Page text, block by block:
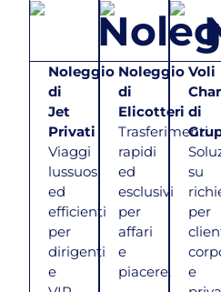
Noleggio
di
Jet
Privati
Viaggi
lussuosi
ed
efficienti
per
dirigenti
e
Noleggio
di
Elicotteri
Trasferimenti
rapidi
ed
esclusivi
per
affari
e
piacere.
Voli
di
su
per
e